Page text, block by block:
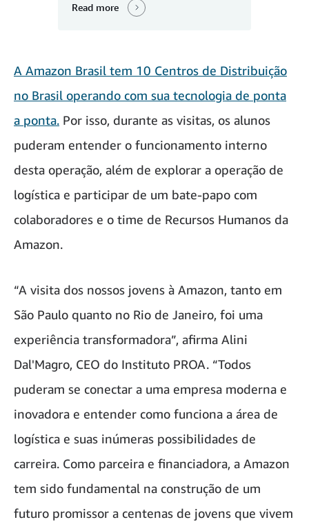
Read more
A Amazon Brasil tem 10 Centros de Distribuição
no Brasil operando com sua tecnologia de ponta
a ponta. Por isso, durante as visitas, os alunos
puderam entender o funcionamento interno
desta operação, além de explorar a operação de
logística e participar de um bate-papo com
colaboradores e o time de Recursos Humanos da
Amazon.
“A visita dos nossos jovens à Amazon, tanto em
São Paulo quanto no Rio de Janeiro, foi uma
experiência transformadora”, afirma Alini
Dal'Magro, CEO do Instituto PROA. “Todos
puderam se conectar a uma empresa moderna e
inovadora e entender como funciona a área de
logística e suas inúmeras possibilidades de
carreira. Como parceira e financiadora, a Amazon
tem sido fundamental na construção de um
futuro promissor a centenas de jovens que vivem